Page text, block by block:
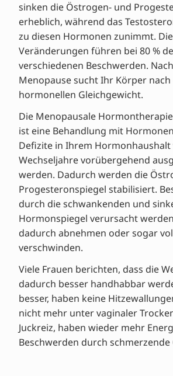
sinken die Östrogen- und
erheblich, während das
zu diesen Hormonen zunimmt.
Veränderungen führen bei 80 %
verschiedenen Beschwerden.
Menopause sucht Ihr Körper
hormonellen Gleichgewicht.
Die Menopausale Hormontherapie
ist eine Behandlung mit
Defizite in Ihrem
Wechseljahre vorübergehend
werden. Dadurch werden die
Progesteronspiegel stabilisiert.
durch die schwankenden und
Hormonspiegel verursacht
dadurch abnehmen oder sogar
verschwinden.
Viele Frauen berichten, dass die
dadurch besser handhabbar
besser, haben keine
nicht mehr unter vaginaler
Juckreiz, haben wieder mehr
Beschwerden durch schmerzende